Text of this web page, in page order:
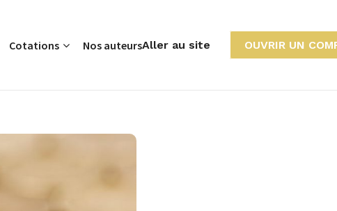
Cotations Nos auteursAller au site OUVRIR UN